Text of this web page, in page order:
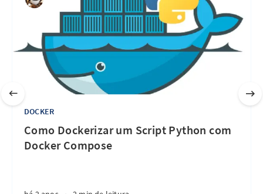
DOCKER
Como Dockerizar um Script Python com
Docker Compose